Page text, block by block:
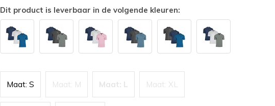
Dit product is leverbaar in de volgende kleuren:
Maat: S Maat: M Maat: L Maat: XL